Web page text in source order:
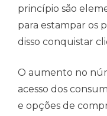
princípio são
para estampar os
disso conquistar
O aumento no
acesso dos
e opções de